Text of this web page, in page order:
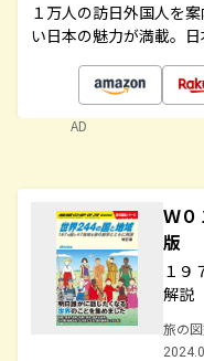
１万人の訪日外国人を
い日本の魅力が満載。
AD
Ｗ
版
１９
解説
旅の